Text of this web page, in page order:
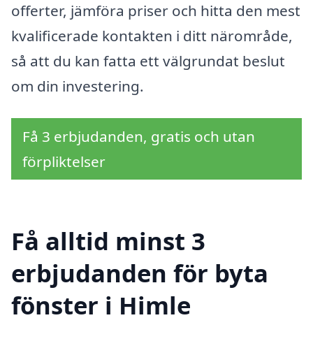
offerter, jämföra priser och hitta den mest
kvalificerade kontakten i ditt närområde,
så att du kan fatta ett välgrundat beslut
om din investering.
Få 3 erbjudanden, gratis och utan
förpliktelser
Få alltid minst 3
erbjudanden för byta
fönster i Himle